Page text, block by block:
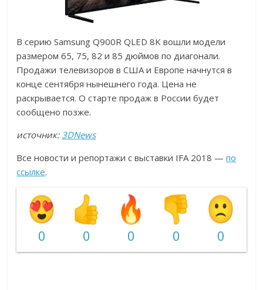
В серию Samsung Q900R QLED 8K вошли модели
размером 65, 75, 82 и 85 дюймов по диагонали.
Продажи телевизоров в США и Европе начнутся в
конце сентября нынешнего года. Цена не
раскрывается. О старте продаж в России будет
сообщено позже.
источник: 3DNews
Все новости и репортажи с выставки IFA 2018 —по
ссылке.
0 0 0 0 0